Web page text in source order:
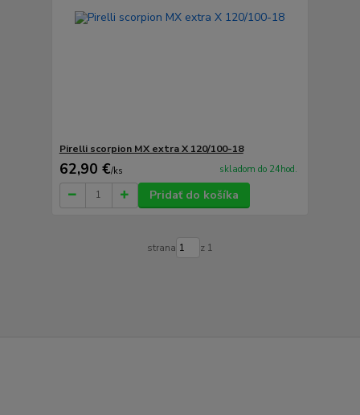
Pirelli scorpion MX extra X 120/100-18
62,90 €/ks skladom do 24hod.
Pridať do košíka
strana z 1